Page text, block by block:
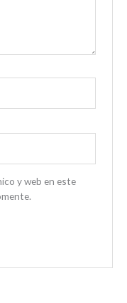
y web en este